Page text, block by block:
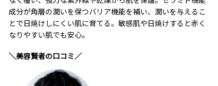
成分が角層の潤いを保つバリア機能を補い、潤いを与えるこ
とで日焼けしにくい肌に育てる。敏感肌や日焼けすると赤く
なりやすい肌でも安心。
＼美容賢者の口コミ／